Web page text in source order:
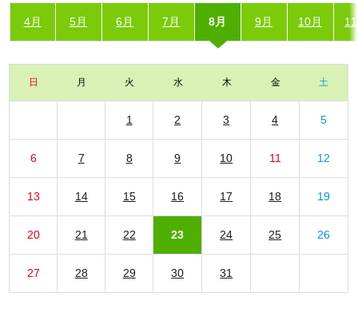
4月 5月 6月 7月 8月 9月 10月
日 月 火 水 木 金 土
1 2 3 4 5
6 7 8 9 10 11 12
13 14 15 16 17 18 19
20 21 22 23 24 25 26
27 28 29 30 31